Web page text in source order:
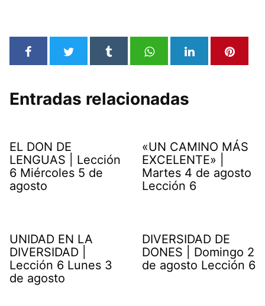
Entradas relacionadas
EL DON DE
LENGUAS | Lección
6 Miércoles 5 de
agosto
«UN CAMINO MÁS
EXCELENTE» |
Martes 4 de agosto
Lección 6
UNIDAD EN LA
DIVERSIDAD |
Lección 6 Lunes 3
de agosto
DIVERSIDAD DE
DONES | Domingo 2
de agosto Lección 6